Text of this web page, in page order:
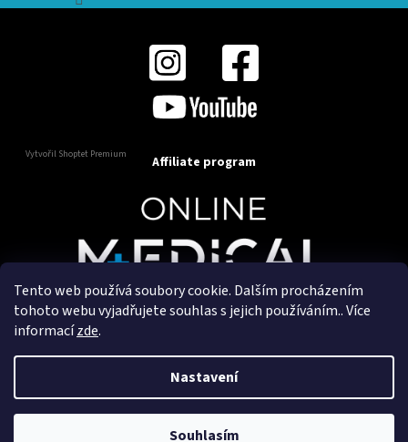
Tento web používá soubory cookie. Dalším procházením
tohoto webu vyjadřujete souhlas s jejich používáním.. Více
informacízde.
Nastavení
Souhlasím
Vytvořil Shoptet Premium Affiliate program
Copyright 2025OnlineMedical.cz. Všechna práva
Vytvořil a marketingově zajišťuje